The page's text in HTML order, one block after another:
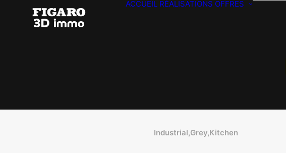
ACCUEIL RÉALISATIONS OFFRES
Industrial,Grey,Kitchen